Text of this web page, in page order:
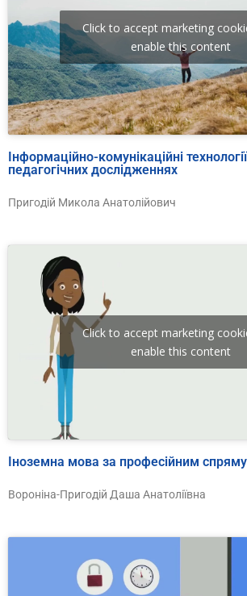
Click to accept marketing
enable this content
Інформаційно-комунікаційні
педагогічних дослідженнях
Пригодій Микола Анатолійович
Click to accept marketing
enable this content
Іноземна мова за професійним
Вороніна-Пригодій Даша Анатоліївна